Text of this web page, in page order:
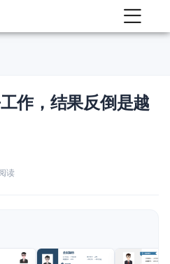
作，结果反倒是越
读